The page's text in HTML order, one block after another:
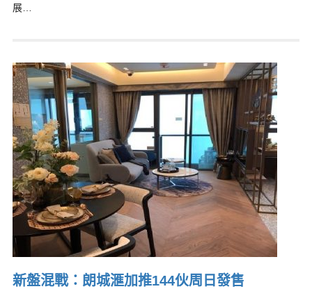
展…
新盤混戰：朗城滙加推144伙周日發售